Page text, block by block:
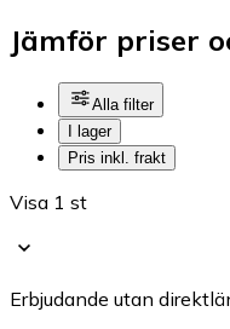
Jämför priser
Alla filter
I lager
Pris inkl. frakt
Visa 1 st
Erbjudande utan